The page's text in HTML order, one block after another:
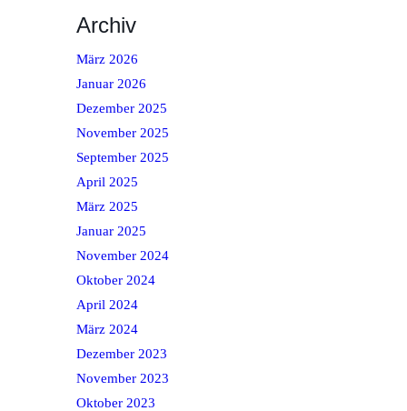
Archiv
März 2026
Januar 2026
Dezember 2025
November 2025
September 2025
April 2025
März 2025
Januar 2025
November 2024
Oktober 2024
April 2024
März 2024
Dezember 2023
November 2023
Oktober 2023